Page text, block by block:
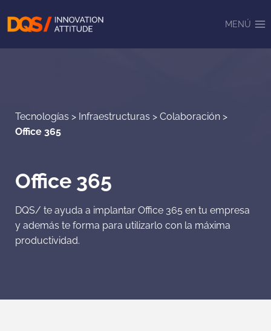
MENÚ
Tecnologías > Infraestructuras > Colaboración >
Office 365
Office 365
DQS/ te ayuda a implantar Office 365 en tu empresa
y además te forma para utilizarlo con la máxima
productividad.